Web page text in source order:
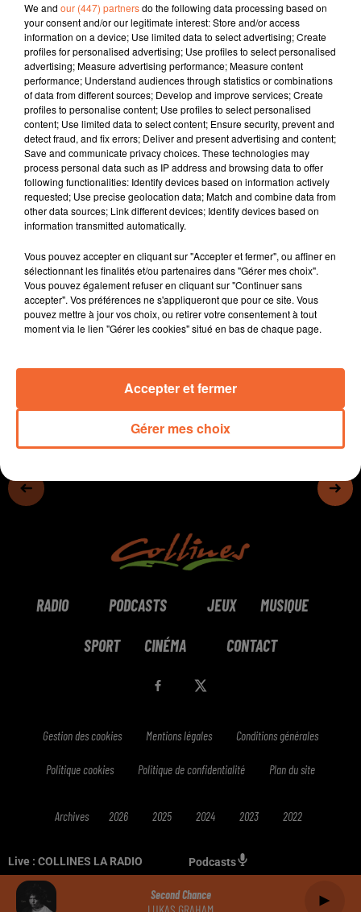
Live : COLLINES LA RADIO Podcasts
Second Chance
LUKAS GRAHAM
8 février 2024 - 13 min 43 sec
JOURNAL DU JEUDI 08 FÉVRIER (SOIR)
Fabien Gazeau
L'info près de chez vous
Présenté par Fabien Gazeau
- Le SVL a voté son budget hier soir, avec une
consommation d'eau qui diminue.
- Les associations de protection de la nature sont
inquiètes devant les nouvelles orientations en matière
- La baisse démographique va entrainer des fermetures
de classes en Deux-Sèvres.
- La boulangerie Gaborieau prend forme à la Forêt-sur-
Sèvre...
RADIO PODCASTS JEUX MUSIQUE
SPORT CINÉMA CONTACT
Gestion des cookies Mentions légales Conditions générales
Politique cookies Politique de confidentialité Plan du site
Archives 2026 2025 2024 2023 2022
We and our (447) partnersdo the following data processing based on
your consent and/or our legitimate interest: Store and/or access
information on a device; Use limited data to select advertising; Create
profiles for personalised advertising; Use profiles to select personalised
advertising; Measure advertising performance; Measure content
performance; Understand audiences through statistics or combinations
of data from different sources; Develop and improve services; Create
profiles to personalise content; Use profiles to select personalised
content; Use limited data to select content; Ensure security, prevent and
detect fraud, and fix errors; Deliver and present advertising and content;
Save and communicate privacy choices. These technologies may
process personal data such as IP address and browsing data to offer
following functionalities: Identify devices based on information actively
requested; Use precise geolocation data; Match and combine data from
other data sources; Link different devices; Identify devices based on
information transmitted automatically.
Vous pouvez accepter en cliquant sur "Accepter et fermer", ou affiner en
sélectionnant les finalités et/ou partenaires dans "Gérer mes choix".
Vous pouvez également refuser en cliquant sur "Continuer sans
accepter". Vos préférences ne s'appliqueront que pour ce site. Vous
pouvez mettre à jour vos choix, ou retirer votre consentement à tout
moment via le lien "Gérer les cookies" situé en bas de chaque page.
Gérer mes choix
Accepter et fermer